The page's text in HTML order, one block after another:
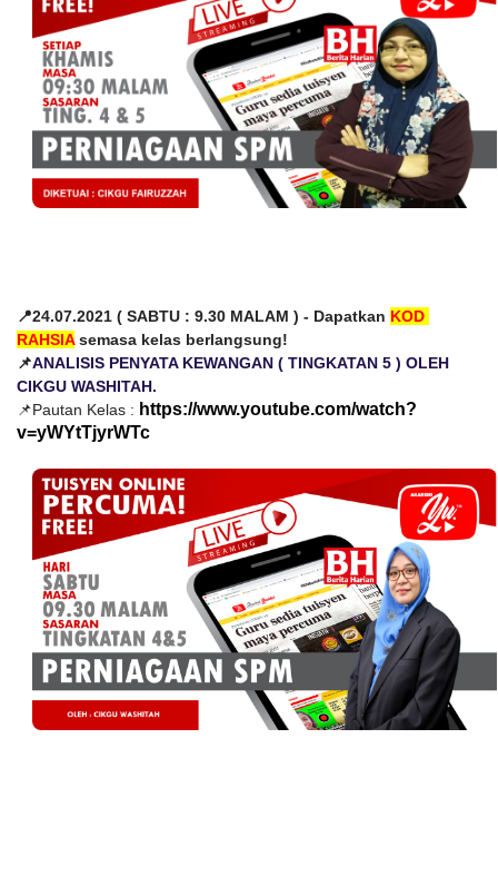
📍24.07.2021 ( SABTU : 9.30 MALAM ) - Dapatkan KOD
RAHSIA semasa kelas berlangsung!
📌ANALISIS PENYATA KEWANGAN ( TINGKATAN 5 ) OLEH
CIKGU WASHITAH.
📌Pautan Kelas : https://www.youtube.com/watch?
v=yWYtTjyrWTc